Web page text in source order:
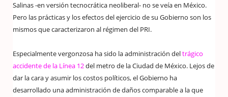
Salinas -en versión tecnocrática neoliberal- no se veía en México.
Pero las prácticas y los efectos del ejercicio de su Gobierno son los
mismos que caracterizaron al régimen del PRI.
Especialmente vergonzosa ha sido la administración deltrágico
accidente de la Línea 12del metro de la Ciudad de México. Lejos de
dar la cara y asumir los costos políticos, el Gobierno ha
desarrollado una administración de daños comparable a la que